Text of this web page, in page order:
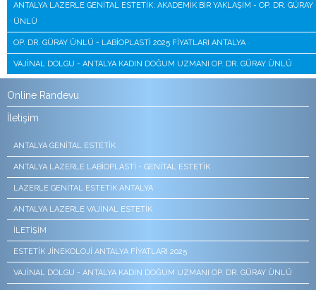
ANTALYA LAZERLE GENITAL ESTETIK: AKADEMIK BIR YAKLAŞIM - OP. DR. GÜRAY
ÜNLÜ
OP. DR. GÜRAY ÜNLÜ - LABIOPLASTI 2025 FIYATLARI ANTALYA
VAJINAL DOLGU - ANTALYA KADIN DOĞUM UZMANI OP. DR. GÜRAY ÜNLÜ
Online Randevu
İletişim
ANTALYA GENITAL ESTETIK
ANTALYA LAZERLE LABIOPLASTI - GENITAL ESTETIK
LAZERLE GENITAL ESTETIK ANTALYA
ANTALYA LAZERLE VAJINAL ESTETIK
İLETIŞIM
ESTETIK JINEKOLOJI ANTALYA FIYATLARI 2025
VAJINAL DOLGU - ANTALYA KADIN DOĞUM UZMANI OP. DR. GÜRAY ÜNLÜ